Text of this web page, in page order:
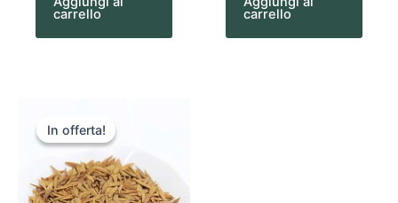
carrello carrello
In offerta!
In offerta!
prezzo
originale
era:
$300.0.$240.0.